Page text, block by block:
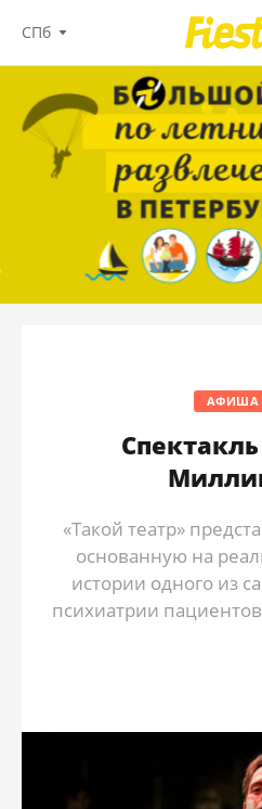
СПб
АФИША
«Такой театр»
основанную на
истории одного из
психиатрии